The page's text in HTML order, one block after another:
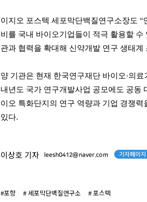
이지오 포스텍 세포막단백질연구소장도
비를 국내 바이오기업들이 적극 활용할 수
관과 협력을 확대해 신약개발 연구 생태계
양 기관은 현재 한국연구재단 바이오·의
내년도 국가 연구개발사업 공모에도 공동
이오 특화단지의 연구 역량과 기업 경쟁
있다.
이상호 기자 leesh0412@naver.com 기자페이
#포항 # 세포막단백질연구소 # 포스텍